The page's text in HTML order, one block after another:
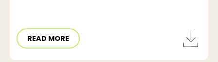
READ MORE